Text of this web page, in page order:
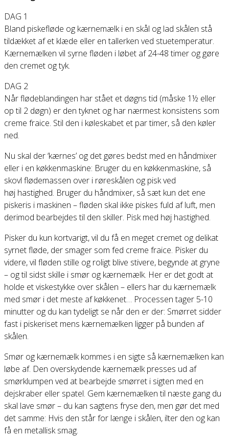
DAG 1
Bland piskefløde og kærnemælk i en skål og lad skålen stå
tildækket af et klæde eller en tallerken ved stuetemperatur.
Kærnemælken vil syrne fløden i løbet af 24-48 timer og gøre
den cremet og tyk.
DAG 2
Når flødeblandingen har stået et døgns tid (måske 1½ eller
op til 2 døgn) er den tyknet og har nærmest konsistens som
creme fraice. Stil den i køleskabet et par timer, så den køler
ned.
Nu skal der ‘kærnes’ og det gøres bedst med en håndmixer
eller i en køkkenmaskine: Bruger du en køkkenmaskine, så
skovl flødemassen over i røreskålen og pisk ved
høj hastighed. Bruger du håndmixer, så sæt kun det ene
piskeris i maskinen – fløden skal ikke piskes fuld af luft, men
derimod bearbejdes til den skiller. Pisk med høj hastighed.
Pisker du kun kortvarigt, vil du få en meget cremet og delikat
syrnet fløde, der smager som fed creme fraice. Pisker du
videre, vil fløden stille og roligt blive stivere, begynde at gryne
– og til sidst skille i smør og kærnemælk. Her er det godt at
holde et viskestykke over skålen – ellers har du kærnemælk
med smør i det meste af køkkenet… Processen tager 5-10
minutter og du kan tydeligt se når den er der: Smørret sidder
fast i piskeriset mens kærnemælken ligger på bunden af
skålen.
Smør og kærnemælk kommes i en sigte så kærnemælken kan
løbe af. Den overskydende kærnemælk presses ud af
smørklumpen ved at bearbejde smørret i sigten med en
dejskraber eller spatel. Gem kærnemælken til næste gang du
skal lave smør – du kan sagtens fryse den, men gør det med
det samme: Hvis den står for længe i skålen, ilter den og kan
få en metallisk smag.